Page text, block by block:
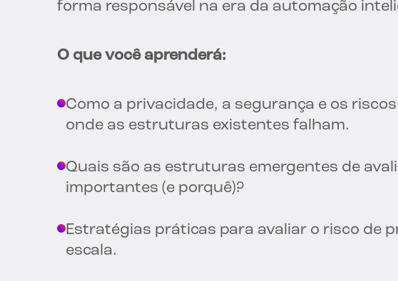
forma responsável na era da automação
O que você aprenderá:
Como a privacidade, a segurança e os
onde as estruturas existentes falham.
Quais são as estruturas emergentes de
importantes (e porquê)?
Estratégias práticas para avaliar o risco de
escala.